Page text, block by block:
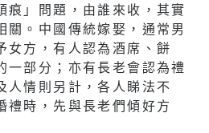
痕」問題，由誰來收，其實
關。中國傳統嫁娶，通常男
女方，有人認為酒席、餅
一部分；亦有長老會認為禮
人情則另計，各人睇法不
禮時，先與長老們傾好方